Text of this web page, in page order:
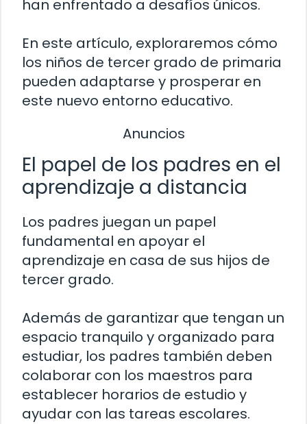
han enfrentado a desafíos únicos.
En este artículo, exploraremos cómo
los niños de tercer grado de primaria
pueden adaptarse y prosperar en
este nuevo entorno educativo.
Anuncios
El papel de los padres en el
aprendizaje a distancia
Los padres juegan un papel
fundamental en apoyar el
aprendizaje en casa de sus hijos de
tercer grado.
Además de garantizar que tengan un
espacio tranquilo y organizado para
estudiar, los padres también deben
colaborar con los maestros para
establecer horarios de estudio y
ayudar con las tareas escolares.